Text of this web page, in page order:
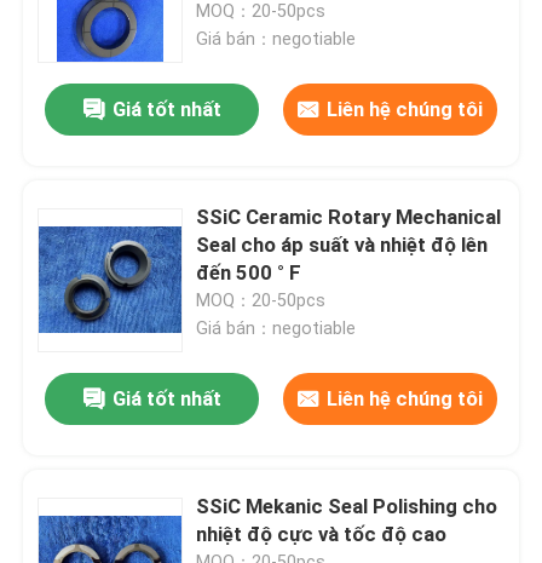
Chương trình VR
Về chúng tôi
Kiểm soát chất lượng
Liên hệ chúng tôi
Yêu cầu báo giá
608 Vòng bi gốm
MOQ：20-50pcs
Giá bán：negotiable
Giá tốt nhất Liên hệ chúng tôi
SSiC Ceramic Rotary Mechanical
Seal cho áp suất và nhiệt độ lên
đến 500 ° F
MOQ：20-50pcs
Giá bán：negotiable
Giá tốt nhất Liên hệ chúng tôi
SSiC Mekanic Seal Polishing cho
nhiệt độ cực và tốc độ cao